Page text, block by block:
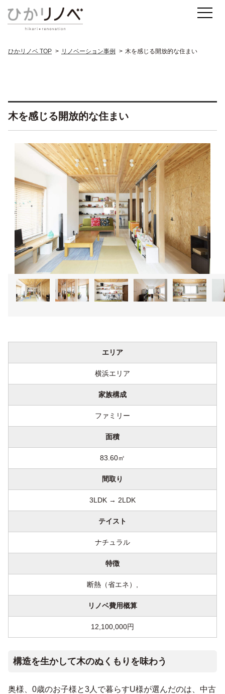
ひかリノベ TOP リノベーション事例 木を感じる開放的な住まい
木を感じる開放的な住まい
エリア
横浜エリア
家族構成
ファミリー
面積
83.60㎡
間取り
3LDK → 2LDK
テイスト
ナチュラル
特徴
断熱（省エネ）,
リノベ費用概算
12,100,000円
構造を生かして木のぬくもりを味わう
奥様、0歳のお子様と3人で暮らすU様が選んだのは、中古